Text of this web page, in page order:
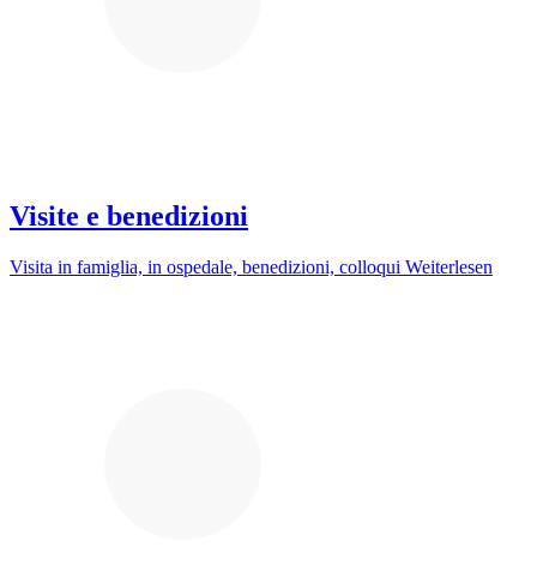
Visite e benedizioni
Visita in famiglia, in ospedale, benedizioni, colloqui Weiterlesen